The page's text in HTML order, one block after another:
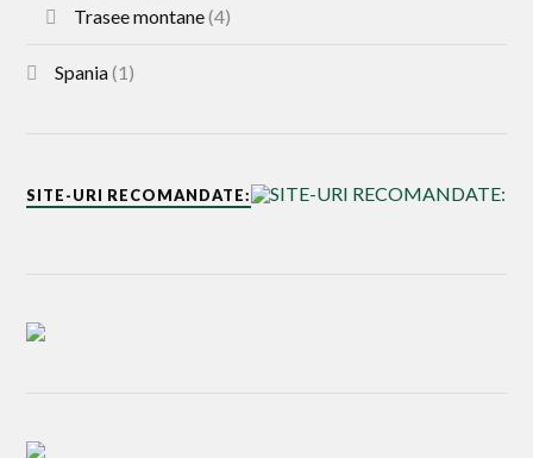
Trasee montane(4)
Spania(1)
SITE-URI RECOMANDATE: